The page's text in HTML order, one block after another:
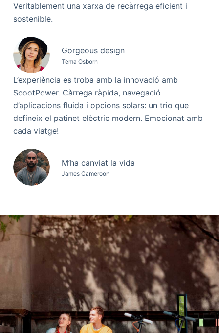
Veritablement una xarxa de recàrrega eficient i
sostenible.
Gorgeous design
Tema Osborn
L’experiència es troba amb la innovació amb
ScootPower. Càrrega ràpida, navegació
d’aplicacions fluida i opcions solars: un trio que
defineix el patinet elèctric modern. Emocionat amb
cada viatge!
M’ha canviat la vida
James Cameroon